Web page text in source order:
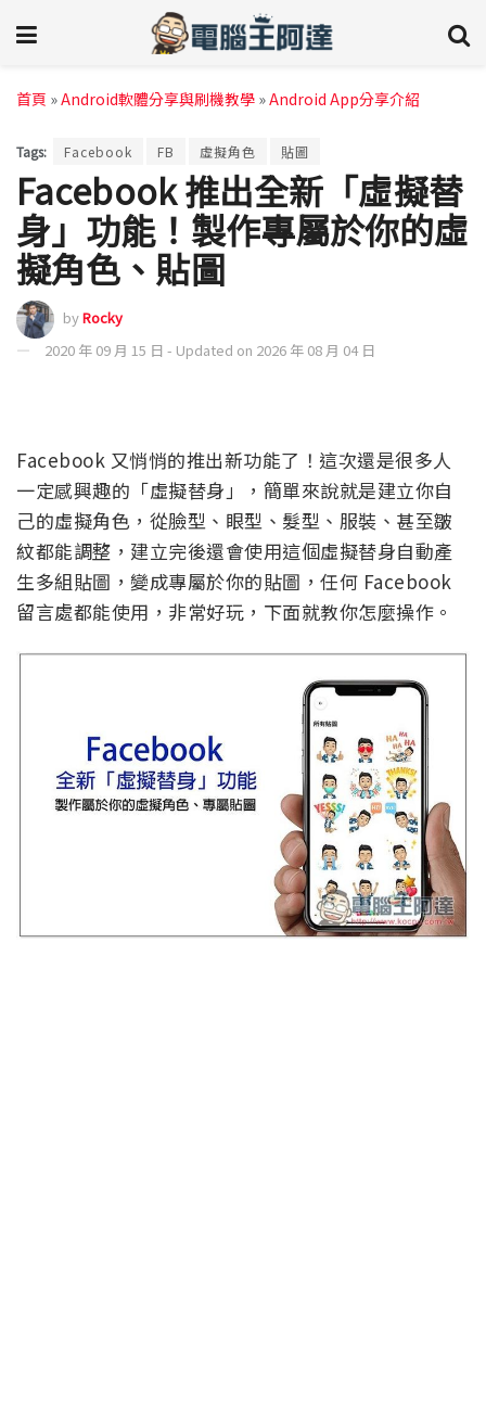
首頁 »Android軟體分享與刷機教學 »Android App分享介紹
Tags: Facebook FB 虛擬角色 貼圖
Facebook 推出全新「虛擬替
身」功能！製作專屬於你的虛
擬角色、貼圖
byRocky
2020 年 09 月 15 日 - Updated on 2026 年 08 月 04 日
Facebook 又悄悄的推出新功能了！這次還是很多人
一定感興趣的「虛擬替身」，簡單來說就是建立你自
己的虛擬角色，從臉型、眼型、髮型、服裝、甚至皺
紋都能調整，建立完後還會使用這個虛擬替身自動產
生多組貼圖，變成專屬於你的貼圖，任何 Facebook
留言處都能使用，非常好玩，下面就教你怎麼操作。